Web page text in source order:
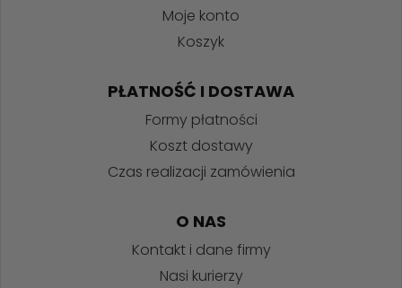
Moje konto
Koszyk
PŁATNOŚĆ I DOSTAWA
Formy płatności
Koszt dostawy
Czas realizacji zamówienia
O NAS
Kontakt i dane firmy
Nasi kurierzy